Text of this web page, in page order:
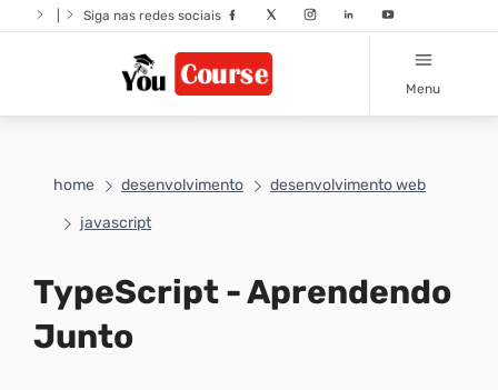
Siga nas redes sociais
Menu
home desenvolvimento
desenvolvimento web
javascript
TypeScript - Aprendendo
Junto